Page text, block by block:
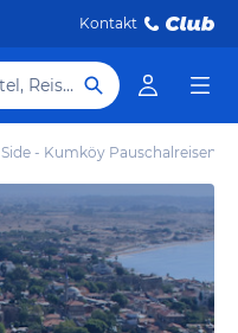
Kontakt
Hotel, Reiseziel
Side - Kumköy Pauschalreisen